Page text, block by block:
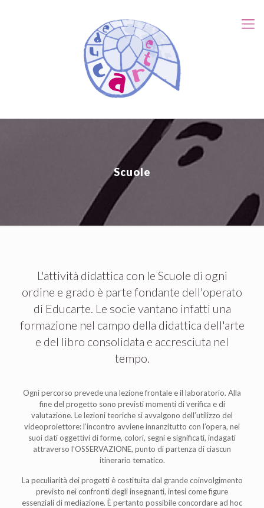
Scuole
L'attività didattica con le Scuole di ogni
ordine e grado è parte fondante dell'operato
di Educarte. Le socie vantano infatti una
formazione nel campo della didattica dell'arte
e del libro consolidata e accresciuta nel
tempo.
Ogni percorso prevede una lezione frontale e il laboratorio. Alla
fine del progetto sono previsti momenti di verifica e di
valutazione. Le lezioni teoriche si avvalgono dell’utilizzo del
videoproiettore: l’incontro avviene innanzitutto con l’opera, nei
suoi dati oggettivi di forme, colori, segni e significati, indagati
attraverso l’OSSERVAZIONE, punto di partenza di ciascun
itinerario tematico.
La peculiarità dei progetti è costituita dal grande coinvolgimento
previsto nei confronti degli insegnanti, intesi come figure
essenziali di mediazione. È pertanto possibile concordare ad hoc